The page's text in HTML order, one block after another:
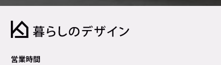
営業時間